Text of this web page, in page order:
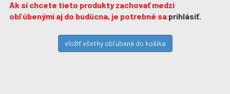
Ak si chcete tieto produkty zachovať medzi
obľúbenými aj do budúcna, je potrebné sa prihlásiť.
vložiť všetky obľúbené do košíka